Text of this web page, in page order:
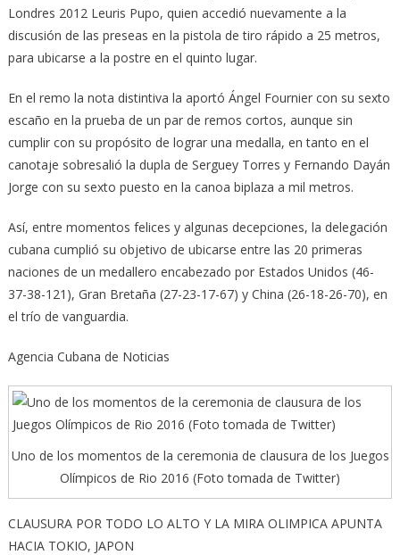
Londres 2012 Leuris Pupo, quien accedió nuevamente a la
discusión de las preseas en la pistola de tiro rápido a 25 metros,
para ubicarse a la postre en el quinto lugar.
En el remo la nota distintiva la aportó Ángel Fournier con su sexto
escaño en la prueba de un par de remos cortos, aunque sin
cumplir con su propósito de lograr una medalla, en tanto en el
canotaje sobresalió la dupla de Serguey Torres y Fernando Dayán
Jorge con su sexto puesto en la canoa biplaza a mil metros.
Así, entre momentos felices y algunas decepciones, la delegación
cubana cumplió su objetivo de ubicarse entre las 20 primeras
naciones de un medallero encabezado por Estados Unidos (46-
37-38-121), Gran Bretaña (27-23-17-67) y China (26-18-26-70), en
el trío de vanguardia.
Agencia Cubana de Noticias
Uno de los momentos de la ceremonia de clausura de los Juegos
Olímpicos de Rio 2016 (Foto tomada de Twitter)
CLAUSURA POR TODO LO ALTO Y LA MIRA OLIMPICA APUNTA
HACIA TOKIO, JAPON